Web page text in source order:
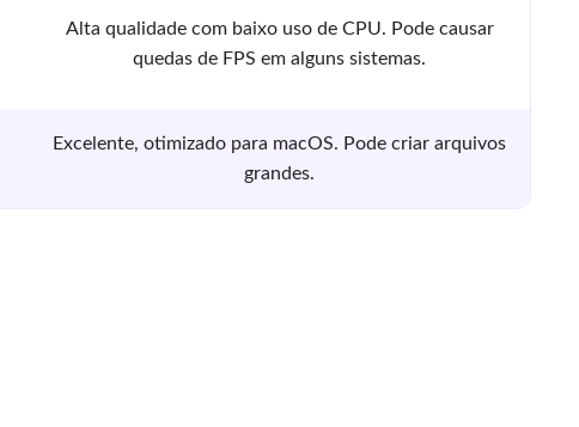
Alta qualidade com baixo uso de CPU. Pode causar
quedas de FPS em alguns sistemas.
Excelente, otimizado para macOS. Pode criar arquivos
grandes.